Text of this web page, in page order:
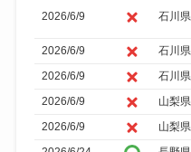
2026/6/9 石川県
2026/6/9
石川県
2026/6/9
石川県
2026/6/9
山梨県
2026/6/9
山梨県